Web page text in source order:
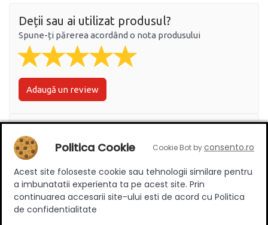
Deții sau ai utilizat produsul?
Spune-ți părerea acordând o nota produsului
Adaugă un review
0(0 review-uri)
Politica Cookie Cookie Bot byconsento.ro
Acest site foloseste cookie sau tehnologii similare pentru
a imbunatatii experienta ta pe acest site. Prin
continuarea accesarii site-ului esti de acord cu Politica
de confidentialitate